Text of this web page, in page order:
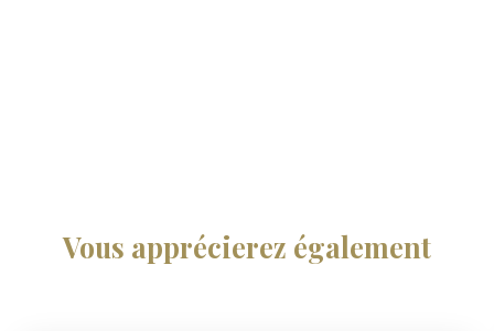
Vous apprécierez également